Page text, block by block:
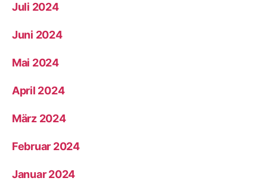
Juli 2024
Juni 2024
Mai 2024
April 2024
März 2024
Februar 2024
Januar 2024